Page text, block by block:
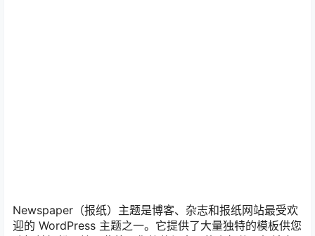
Newspaper（报纸）主题是博客、杂志和报纸网站最受欢
迎的 WordPress 主题之一。它提供了大量独特的模板供您